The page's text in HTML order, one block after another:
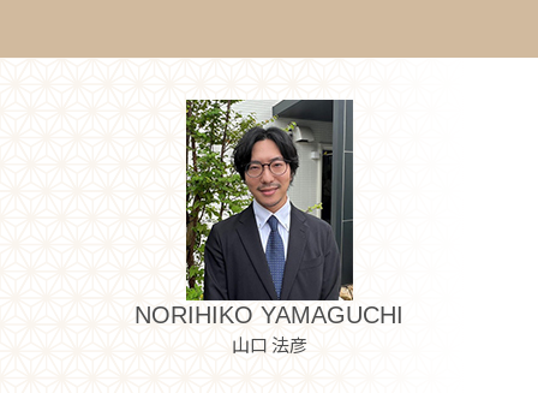
NORIHIKO YAMAGUCHI
山口 法彦